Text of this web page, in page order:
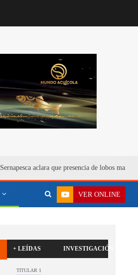
Sernapesca aclara que presencia de lobos
VER ONLINE
+ LEÍDAS INVESTIGACIÓN
TITULAR 1